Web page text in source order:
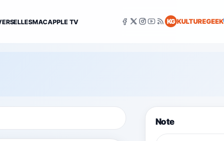
MACAPPLE TV KG KULTUREGEEK
Note